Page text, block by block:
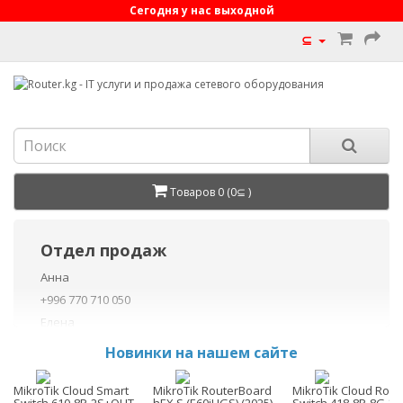
Сегодня у нас выходной
⊆
Товаров 0 (0⊆ )
Отдел продаж
Анна
+996 770 710 050
Елена
+996 770 710 040
+996 755 710 050
Данил
Новинки на нашем сайте
MikroTik Cloud Smart MikroTik RouterBoard MikroTik Cloud